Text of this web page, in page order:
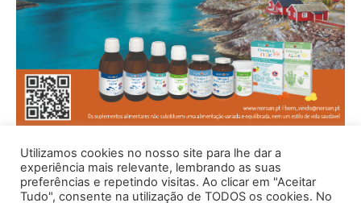
Utilizamos cookies no nosso site para lhe dar a
experiência mais relevante, lembrando as suas
preferências e repetindo visitas. Ao clicar em "Aceitar
Tudo", consente na utilização de TODOS os cookies. No